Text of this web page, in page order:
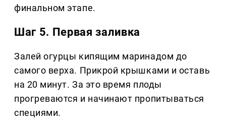
финальном этапе.
Шаг 5. Первая заливка
Залей огурцы кипящим маринадом до
самого верха. Прикрой крышками и оставь
на 20 минут. За это время плоды
прогреваются и начинают пропитываться
специями.